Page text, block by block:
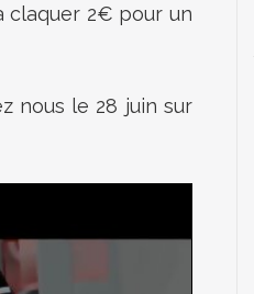
claquer 2€ pour un
nous le 28 juin sur